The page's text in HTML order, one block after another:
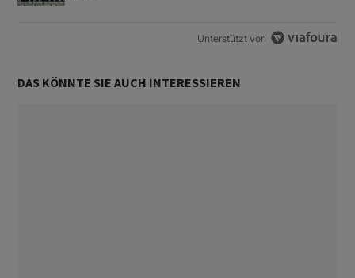
Unterstützt von
DAS KÖNNTE SIE AUCH INTERESSIEREN